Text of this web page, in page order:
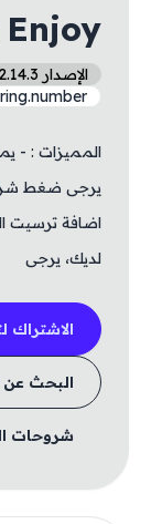
الإصدار 2.14.3
المميزات : -
يرجى ضغط شراء
اضافة ترسيت
لديك، يرجى
الاشتراك
البحث عن
شروحات